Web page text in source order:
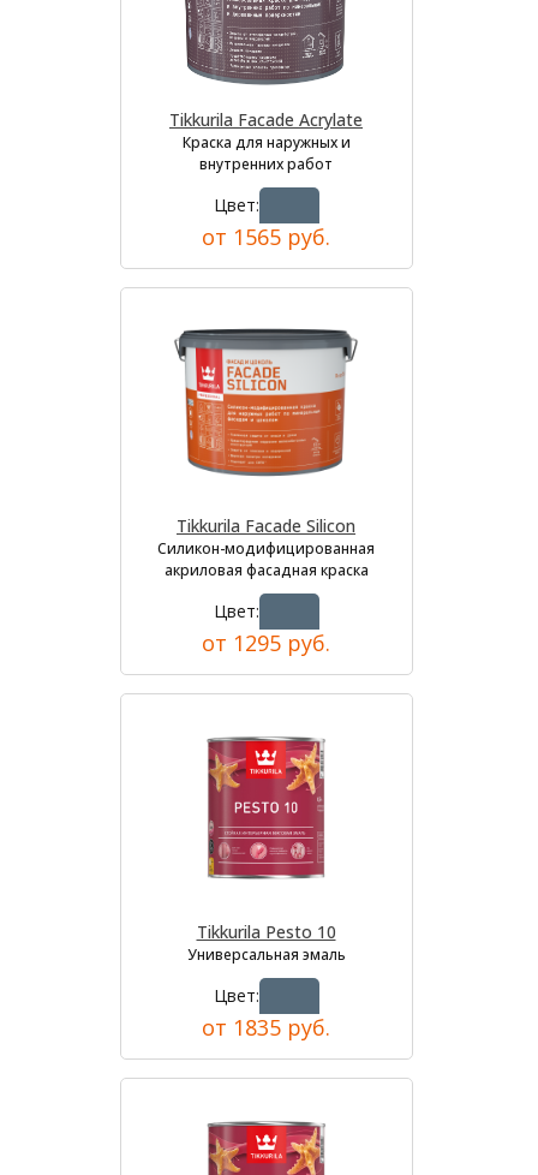
Tikkurila Facade Acrylate
Краска для наружных и
внутренних работ
Цвет:
от 1565 руб.
Tikkurila Facade Silicon
Силикон-модифицированная
акриловая фасадная краска
Цвет:
от 1295 руб.
Tikkurila Pesto 10
Универсальная эмаль
Цвет:
от 1835 руб.